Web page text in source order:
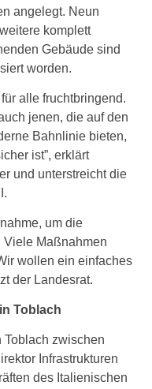
angelegt. Neun
komplett
Gebäude sind
worden.
alle fruchtbringend.
jenen, die auf den
Bahnlinie bieten,
ist”, erklärt
und unterstreicht die
um die
Viele Maßnahmen
wollen ein einfaches
der Landesrat.
Toblach
Toblach zwischen
Infrastrukturen
des Italienischen